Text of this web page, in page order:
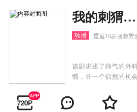
我的刺猬女孩
独播 重返18岁拯救野
该剧讲述了帅气的外
憾，在一个偶然的机
情。去发现那些被他
温馨，并帮助女同学